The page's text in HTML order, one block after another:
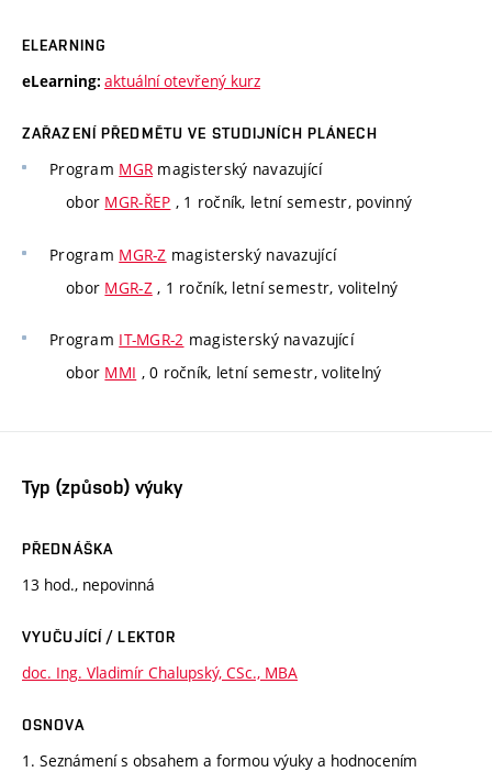
ELEARNING
eLearning: aktuální otevřený kurz
ZAŘAZENÍ PŘEDMĚTU VE STUDIJNÍCH PLÁNECH
Program MGR magisterský navazující
obor MGR-ŘEP , 1 ročník, letní semestr, povinný
Program MGR-Z magisterský navazující
obor MGR-Z, 1 ročník, letní semestr, volitelný
Program IT-MGR-2 magisterský navazující
obor MMI , 0 ročník, letní semestr, volitelný
Typ (způsob) výuky
PŘEDNÁŠKA
13 hod., nepovinná
VYUČUJÍCÍ / LEKTOR
doc. Ing. Vladimír Chalupský, CSc., MBA
OSNOVA
1. Seznámení s obsahem a formou výuky a hodnocením